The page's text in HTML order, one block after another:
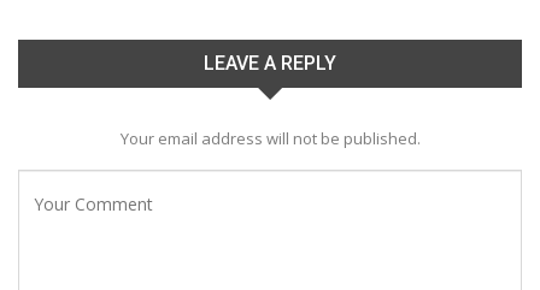
LEAVE A REPLY
Your email address will not be published.